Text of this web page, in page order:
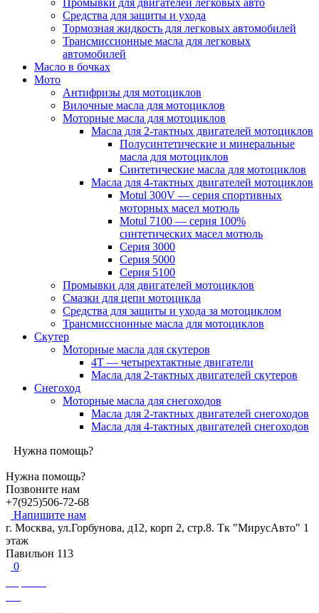
Промывки для двигателей легковых авто
Средства для защиты и ухода
Тормозная жидкость для легковых автомобилей
Трансмиссионные масла для легковых
автомобилей
Масло в бочках
Мото
Антифризы для мотоциклов
Вилочные масла для мотоциклов
Моторные масла для мотоциклов
Масла для 2-тактных двигателей мотоциклов
Полусинтетические и минеральные
масла для мотоциклов
Синтетические масла для мотоциклов
Масла для 4-тактных двигателей мотоциклов
Motul 300V — серия спортивных
моторных масел мотюль
Motul 7100 — серия 100%
синтетических масел мотюль
Серия 3000
Серия 5000
Серия 5100
Промывки для двигателей мотоциклов
Смазки для цепи мотоцикла
Средства для защиты и ухода за мотоциклом
Трансмиссионные масла для мотоциклов
Скутер
Моторные масла для скутеров
4Т — четырехтактные двигатели
Масла для 2-тактных двигателей скутеров
Снегоход
Моторные масла для снегоходов
Масла для 2-тактных двигателей снегоходов
Масла для 4-тактных двигателей снегоходов
Нужна помощь?
Нужна помощь?
Позвоните нам
+7(925)506-72-68
Напишите нам
г. Москва, ул.Горбунова, д12, корп 2, стр.8. Тк "МирусАвто" 1
этаж
Павильон 113
0